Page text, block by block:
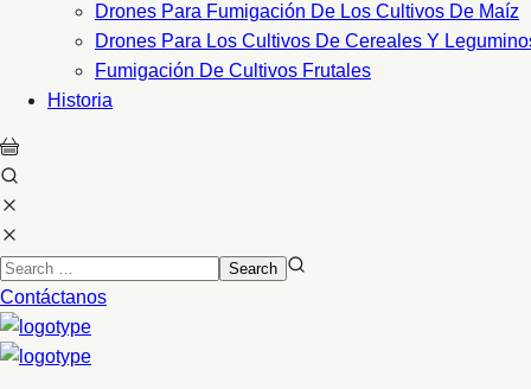
Drones Para Fumigación De Los Cultivos De Maíz
Drones Para Los Cultivos De Cereales Y
Fumigación De Cultivos Frutales
Historia
Contáctanos